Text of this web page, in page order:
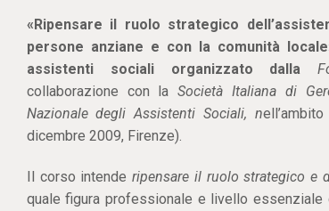
«Ripensare il ruolo strategico
persone anziane e con la comunità
assistenti sociali organizzato dalla
collaborazione con laSocietà Italiana di
Nazionale degli Assistenti Sociali, n
dicembre 2009, Firenze).
Il corso intenderipensare il ruolo strategico e
quale figura professionale e livello